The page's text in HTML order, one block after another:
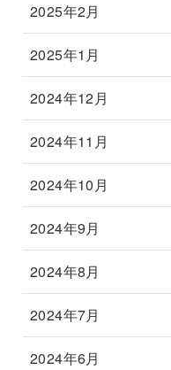
2025年2月
2025年1月
2024年12月
2024年11月
2024年10月
2024年9月
2024年8月
2024年7月
2024年6月